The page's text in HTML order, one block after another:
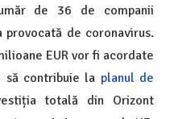
de 36 de companii
provocată de coronavirus.
EUR vor fi acordate
să contribuie la planul de
totală din Orizont